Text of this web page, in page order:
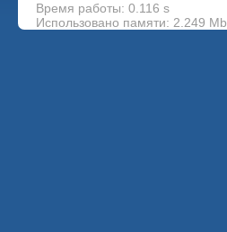
Время работы: 0.116 s
Использовано памяти: 2.249 Mb